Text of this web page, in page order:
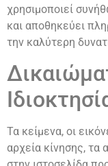
χρησιμοποιεί
και αποθηκεύει
την καλύτερη
Τα κείμενα, οι
αρχεία κίνησης, τα